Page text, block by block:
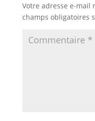
Votre adresse e-mail
champs obligatoires